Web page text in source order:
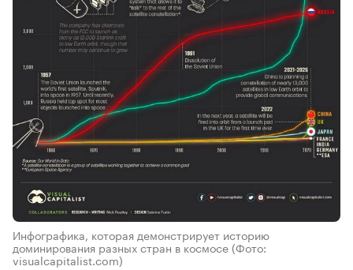
Инфографика, которая демонстрирует историю
доминирования разных стран в космосе (Фото:
visualcapitalist.com)